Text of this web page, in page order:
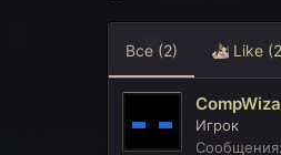
Все (2) Like
Игрок
Сообщения